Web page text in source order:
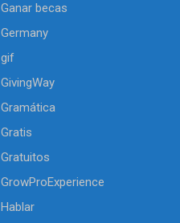
Ganar becas
Germany
gif
GivingWay
Gramática
Gratis
Gratuitos
GrowProExperience
Hablar